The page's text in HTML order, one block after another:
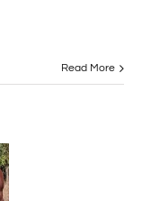
Read More